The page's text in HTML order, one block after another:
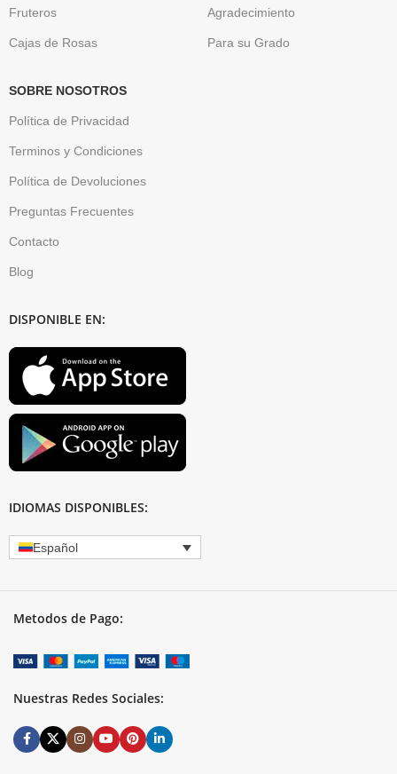
Fruteros
Cajas de Rosas
Agradecimiento
Para su Grado
SOBRE NOSOTROS
Política de Privacidad
Terminos y Condiciones
Política de Devoluciones
Preguntas Frecuentes
Contacto
Blog
DISPONIBLE EN:
IDIOMAS DISPONIBLES:
Español
Metodos de Pago:
Nuestras Redes Sociales: